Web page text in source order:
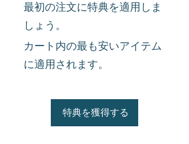
最初の注文に特典を適用しま
しょう。
特典を獲得する
カート内の最も安いアイテム
に適用されます。